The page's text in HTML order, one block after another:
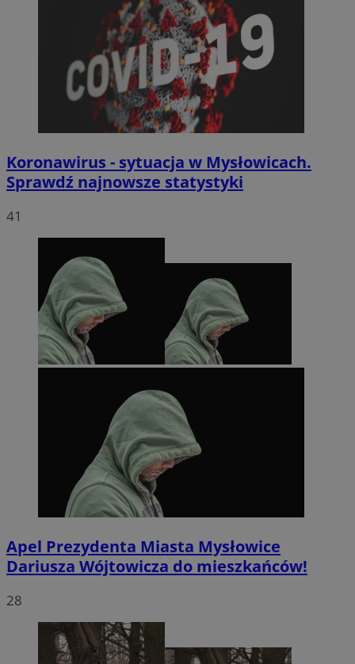
Koronawirus - sytuacja w Mysłowicach.
Sprawdź najnowsze statystyki
41
Apel Prezydenta Miasta Mysłowice
Dariusza Wójtowicza do mieszkańców!
28